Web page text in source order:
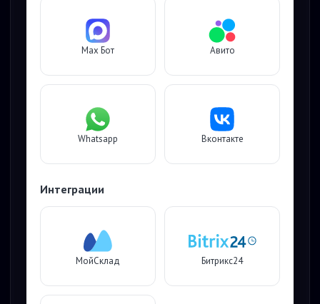
Max Бот Авито
Whatsapp Вконтакте
Интеграции
МойСклад Битрикс24